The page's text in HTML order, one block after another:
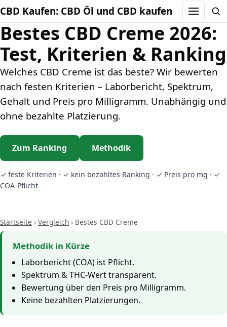
CBD Kaufen: CBD Öl und CBD kaufen Menu
Bestes CBD Creme 2026:
Test, Kriterien & Ranking
Welches CBD Creme ist das beste? Wir bewerten
nach festen Kriterien – Laborbericht, Spektrum,
Gehalt und Preis pro Milligramm. Unabhängig und
ohne bezahlte Platzierung.
Zum Ranking Methodik
✓ feste Kriterien · ✓ kein bezahltes Ranking · ✓ Preis pro mg · ✓
COA-Pflicht
Startseite › Vergleich › Bestes CBD Creme
Methodik in Kürze
Laborbericht (COA) ist Pflicht.
Spektrum & THC-Wert transparent.
Bewertung über den Preis pro Milligramm.
Keine bezahlten Platzierungen.